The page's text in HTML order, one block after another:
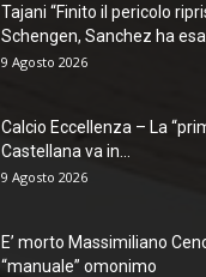
Tajani “Finito il pericolo
Schengen, Sanchez ha
9 Agosto 2026
Calcio Eccellenza – La
Castellana va in...
9 Agosto 2026
E’ morto Massimiliano
“manuale” omonimo